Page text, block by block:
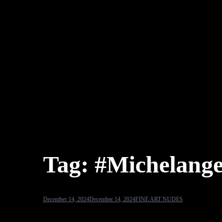
Tag:
December 14, 2024December 14, 2024FINE ART NUDES